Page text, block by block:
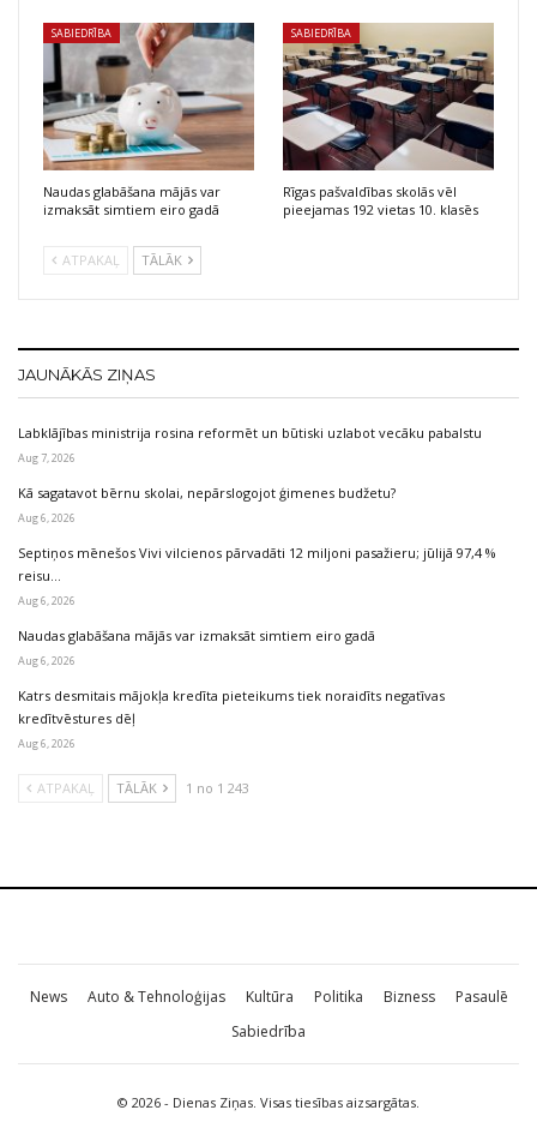
SABIEDRĪBA
Naudas glabāšana mājās var
izmaksāt simtiem eiro gadā
SABIEDRĪBA
Rīgas pašvaldības skolās vēl
pieejamas 192 vietas 10. klasēs
ATPAKAĻ TĀLĀK
JAUNĀKĀS ZIŅAS
Labklājības ministrija rosina reformēt un būtiski uzlabot vecāku pabalstu
Aug 7, 2026
Kā sagatavot bērnu skolai, nepārslogojot ģimenes budžetu?
Aug 6, 2026
Septiņos mēnešos Vivi vilcienos pārvadāti 12 miljoni pasažieru; jūlijā 97,4 %
reisu…
Aug 6, 2026
Naudas glabāšana mājās var izmaksāt simtiem eiro gadā
Aug 6, 2026
Katrs desmitais mājokļa kredīta pieteikums tiek noraidīts negatīvas
kredītvēstures dēļ
Aug 6, 2026
ATPAKAĻ TĀLĀK 1 no 1 243
News Auto & Tehnoloģijas Kultūra Politika Bizness
Pasaulē
Sabiedrība
© 2026 - Dienas Ziņas. Visas tiesības aizsargātas.